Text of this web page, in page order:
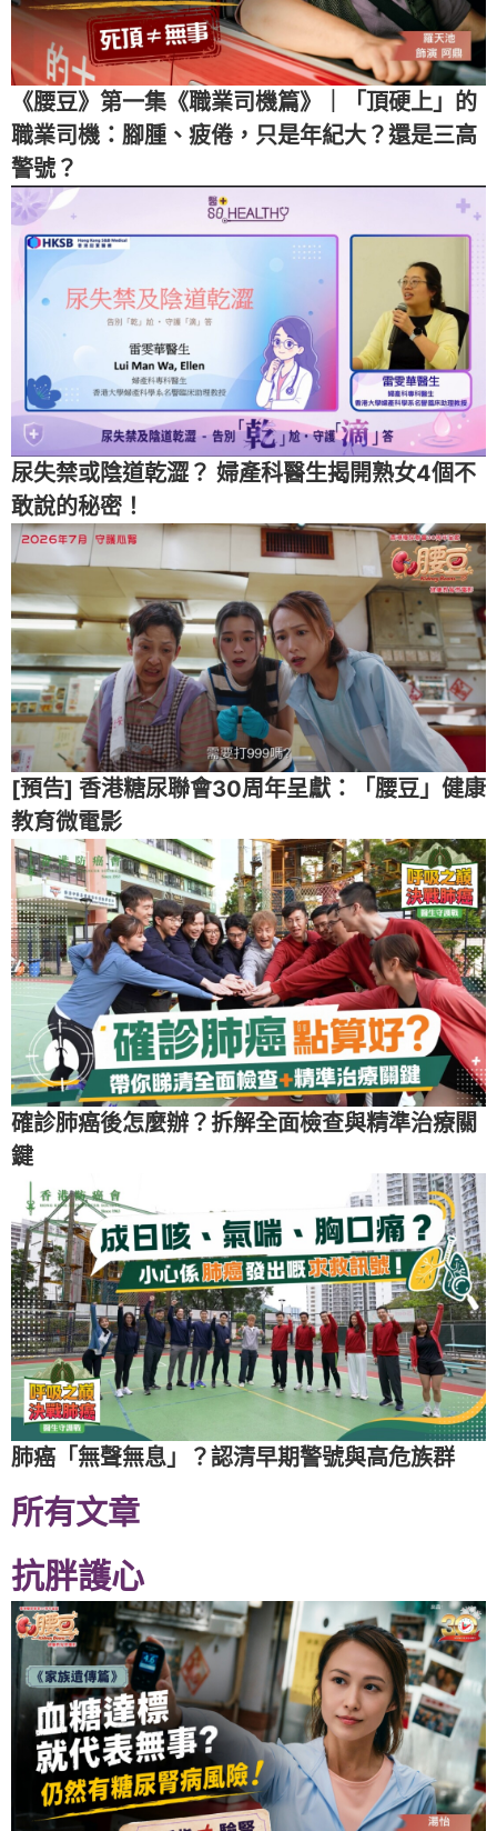
《腰豆》第一集《職業司機篇》｜「頂硬上」的
職業司機：腳腫、疲倦，只是年紀大？還是三高
警號？
尿失禁或陰道乾澀？ 婦產科醫生揭開熟女4個不
敢說的秘密！
[預告] 香港糖尿聯會30周年呈獻：「腰豆」健康
教育微電影
確診肺癌後怎麼辦？拆解全面檢查與精準治療關
鍵
肺癌「無聲無息」？認清早期警號與高危族群
所有文章
抗胖護心